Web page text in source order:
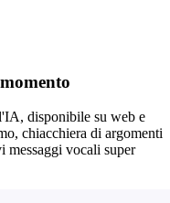
disponibile su web e
chiacchiera di argomenti
messaggi vocali super